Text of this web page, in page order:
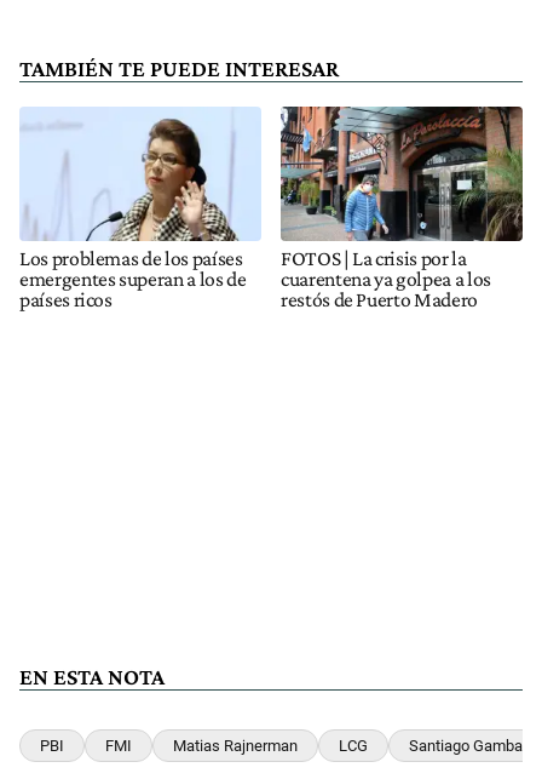
TAMBIÉN TE PUEDE INTERESAR
Los problemas de los países
emergentes superan a los de
países ricos
FOTOS | La crisis por la
cuarentena ya golpea a los
restós de Puerto Madero
EN ESTA NOTA
PBI FMI Matias Rajnerman LCG Santiago Gambaro